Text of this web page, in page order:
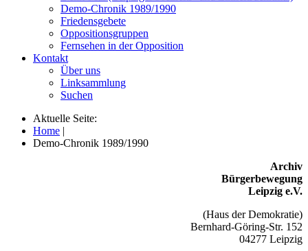
Demo-Chronik 1989/1990
Friedensgebete
Oppositionsgruppen
Fernsehen in der Opposition
Kontakt
Über uns
Linksammlung
Suchen
Aktuelle Seite:
Home |
Demo-Chronik 1989/1990
Archiv
Bürgerbewegung
Leipzig e.V.
(Haus der Demokratie)
Bernhard-Göring-Str. 152
04277 Leipzig